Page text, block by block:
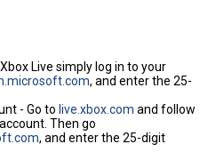
Live simply log in to your
, and enter the 25-
- Go to live.xbox.com and follow
Then go
, and enter the 25-digit